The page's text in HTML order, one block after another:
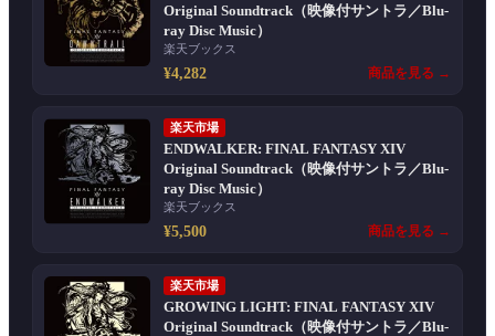
Original Soundtrack（映像付サントラ／Blu-
ray Disc Music）
楽天ブックス
¥4,282 商品を見る →
楽天市場
ENDWALKER: FINAL FANTASY XIV
Original Soundtrack（映像付サントラ／Blu-
ray Disc Music）
楽天ブックス
¥5,500 商品を見る →
楽天市場
GROWING LIGHT: FINAL FANTASY XIV
Original Soundtrack（映像付サントラ／Blu-